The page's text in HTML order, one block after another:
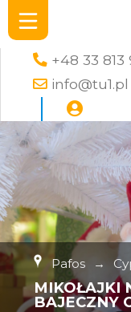
+48 33
info@tu1.pl
Pafos →
MIKOŁAJKI
BAJECZNY